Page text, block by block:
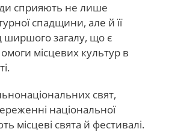
сприяють не лише
спадщини, але й її
загалу, що є
місцевих культур в
свят,
національної
місцеві свята й фестивалі.